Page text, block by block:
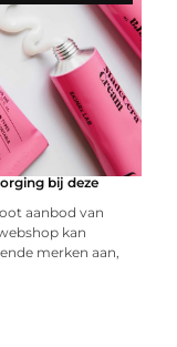
bij deze
aanbod van
kan
merken aan,